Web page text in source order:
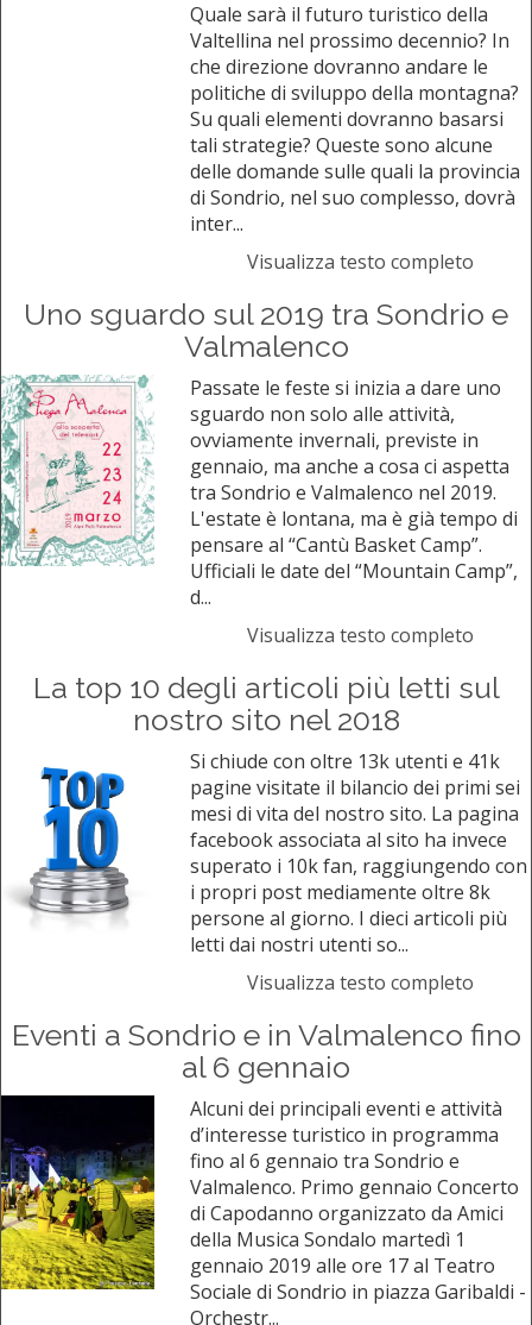
Quale sarà il futuro turistico della
Valtellina nel prossimo decennio? In
che direzione dovranno andare le
politiche di sviluppo della montagna?
Su quali elementi dovranno basarsi
tali strategie? Queste sono alcune
delle domande sulle quali la provincia
di Sondrio, nel suo complesso, dovrà
inter...
Visualizza testo completo
Uno sguardo sul 2019 tra Sondrio e
Valmalenco
Passate le feste si inizia a dare uno
sguardo non solo alle attività,
ovviamente invernali, previste in
gennaio, ma anche a cosa ci aspetta
tra Sondrio e Valmalenco nel 2019.
L'estate è lontana, ma è già tempo di
pensare al “Cantù Basket Camp”.
Ufficiali le date del “Mountain Camp”,
d...
Visualizza testo completo
La top 10 degli articoli più letti sul
nostro sito nel 2018
Si chiude con oltre 13k utenti e 41k
pagine visitate il bilancio dei primi sei
mesi di vita del nostro sito. La pagina
facebook associata al sito ha invece
superato i 10k fan, raggiungendo con
i propri post mediamente oltre 8k
persone al giorno. I dieci articoli più
letti dai nostri utenti so...
Visualizza testo completo
Eventi a Sondrio e in Valmalenco fino
al 6 gennaio
Alcuni dei principali eventi e attività
d’interesse turistico in programma
fino al 6 gennaio tra Sondrio e
Valmalenco. Primo gennaio Concerto
di Capodanno organizzato da Amici
della Musica Sondalo martedì 1
gennaio 2019 alle ore 17 al Teatro
Sociale di Sondrio in piazza Garibaldi -
Orchestr...